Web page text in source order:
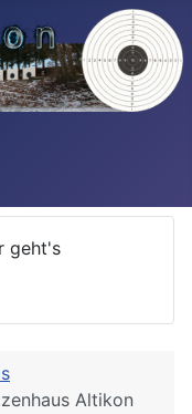
geht's
Altikon